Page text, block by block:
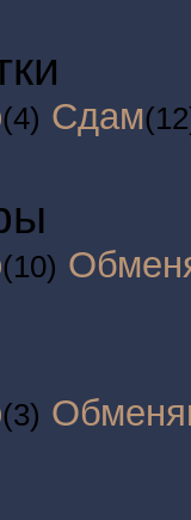
(4) Сдам
(10)
(3)